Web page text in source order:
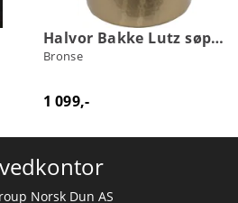
Halvor Bakke Lutz søppelbøtte
Bronse
1 099,-
Norsk Dun AS